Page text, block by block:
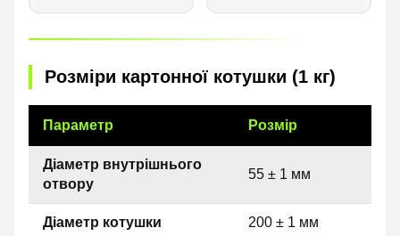
Розміри картонної котушки (1 кг)
Параметр Розмір
Діаметр внутрішнього
отвору
55 ± 1 мм
Діаметр котушки 200 ± 1 мм